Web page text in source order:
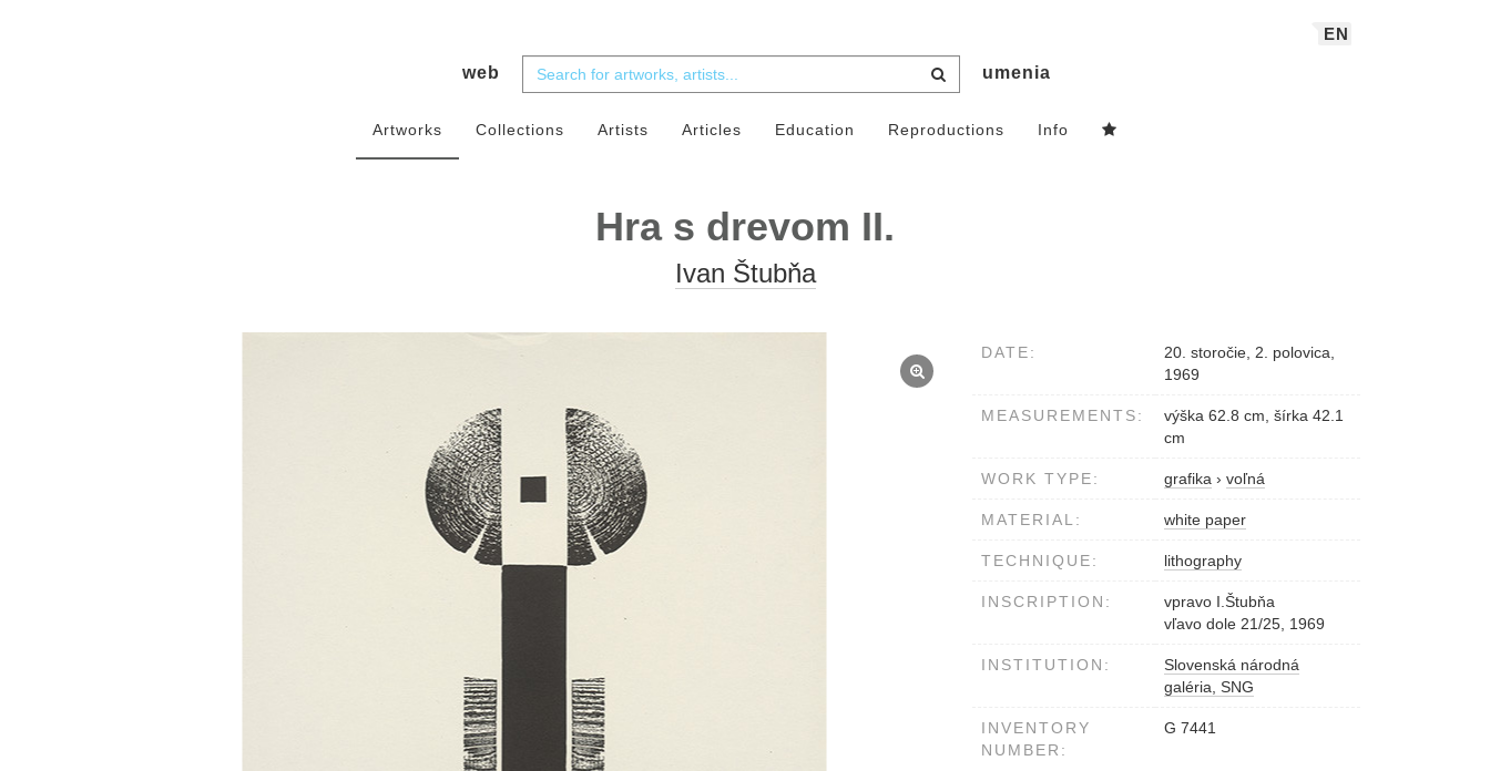
EN
web umenia
Artworks Collections Artists Articles Education Reproductions Info
Hra s drevom II.
Ivan Štubňa
DATE:
20. storočie, 2. polovica,
1969
MEASUREMENTS:
výška 62.8 cm, šírka 42.1
cm
WORK TYPE: grafika › voľná
MATERIAL: white paper
TECHNIQUE: lithography
INSCRIPTION:
vpravo I.Štubňa
vľavo dole 21/25, 1969
INSTITUTION:
Slovenská národná
galéria, SNG
INVENTORY
NUMBER:
G 7441